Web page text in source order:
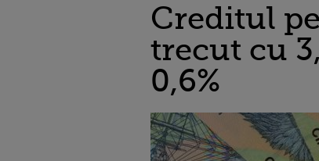
Creditul
trecut cu
0,6%